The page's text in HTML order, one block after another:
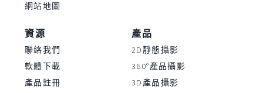
網站地圖
資源
聯絡我們
軟體下載
產品註冊
產品
2D靜態攝影
360°產品攝影
3D產品攝影